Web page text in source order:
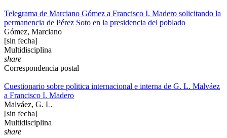
Telegrama de Marciano Gómez a Francisco I. Madero solicitando la
permanencia de Pérez Soto en la presidencia del poblado
Gómez, Marciano
[sin fecha]
Multidisciplina
share
Correspondencia postal
Cuestionario sobre politica internacional e interna de G. L. Malváez
a Francisco I. Madero
Malváez, G. L.
[sin fecha]
Multidisciplina
share